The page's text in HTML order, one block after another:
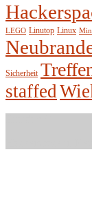
LEGO Linutop Linux
Sicherheit
staffed